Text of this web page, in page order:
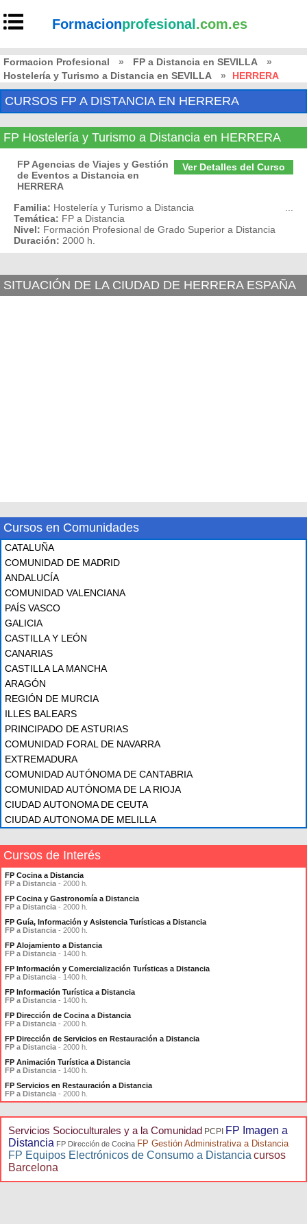
Formacionprofesional .com.es
Formacion Profesional » FP a Distancia en SEVILLA
»
Hostelería y Turismo a Distancia en SEVILLA
» HERRERA
CURSOS FP A DISTANCIA EN HERRERA
FP Hostelería y Turismo a Distancia en HERRERA
Ver Detalles del Curso
FP Agencias de Viajes y Gestión
de Eventos a Distancia en
HERRERA
Familia: Hostelería y Turismo a Distancia
Temática: FP a Distancia
Nivel: Formación Profesional de Grado Superior a Distancia
Duración: 2000 h.
SITUACIÓN DE LA CIUDAD DE HERRERA ESPAÑA
Cursos en Comunidades
CATALUÑA
COMUNIDAD DE MADRID
ANDALUCÍA
COMUNIDAD VALENCIANA
PAÍS VASCO
GALICIA
CASTILLA Y LEÓN
CANARIAS
CASTILLA LA MANCHA
ARAGÓN
REGIÓN DE MURCIA
ILLES BALEARS
PRINCIPADO DE ASTURIAS
COMUNIDAD FORAL DE NAVARRA
EXTREMADURA
COMUNIDAD AUTÓNOMA DE CANTABRIA
COMUNIDAD AUTÓNOMA DE LA RIOJA
CIUDAD AUTONOMA DE CEUTA
CIUDAD AUTONOMA DE MELILLA
Cursos de Interés
FP Cocina a Distancia
FP a Distancia - 2000 h.
FP Cocina y Gastronomía a Distancia
FP a Distancia - 2000 h.
FP Guía, Información y Asistencia Turísticas a Distancia
FP a Distancia - 2000 h.
FP Alojamiento a Distancia
FP a Distancia - 1400 h.
FP Información y Comercialización Turísticas a Distancia
FP a Distancia - 1400 h.
FP Información Turística a Distancia
FP a Distancia - 1400 h.
FP Dirección de Cocina a Distancia
FP a Distancia - 2000 h.
FP Dirección de Servicios en Restauración a Distancia
FP a Distancia - 2000 h.
FP Animación Turística a Distancia
FP a Distancia - 1400 h.
FP Servicios en Restauración a Distancia
FP a Distancia - 2000 h.
Servicios Socioculturales y a la Comunidad PCPI FP Imagen a
Distancia FP Dirección de Cocina FP Gestión Administrativa a Distancia
FP Equipos Electrónicos de Consumo a Distancia cursos
Barcelona